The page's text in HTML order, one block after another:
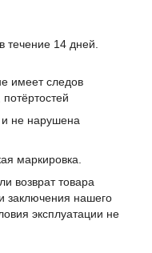
течение 14 дней.
имеет следов
и не нарушена
маркировка.
возврат товара
заключения нашего
эксплуатации не